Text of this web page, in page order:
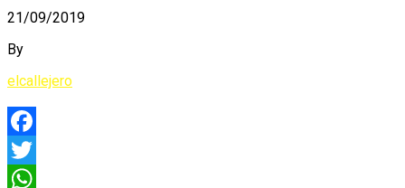
21/09/2019
By
elcallejero
Facebook
Twitter